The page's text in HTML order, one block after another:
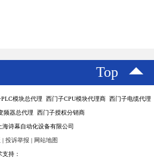
Top
模块总代理 西门子CPU模块代理商 西门子电缆代理
频器总代理 西门子授权分销商
海诗幕自动化设备有限公司
| 投诉举报 | 网站地图
支持：